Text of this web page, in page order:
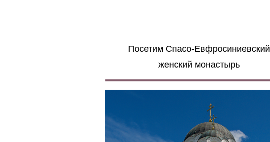
Посетим Спасо-Евфросиниевский
женский монастырь